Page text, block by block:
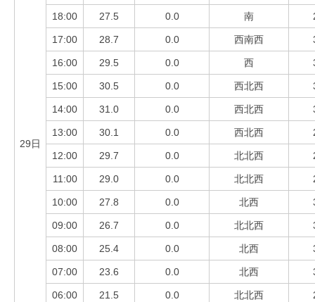
29日
18:00 27.5 0.0 南
17:00 28.7 0.0 西南西
16:00 29.5 0.0 西
15:00 30.5 0.0 西北西
14:00 31.0 0.0 西北西
13:00 30.1 0.0 西北西
12:00 29.7 0.0 北北西
11:00 29.0 0.0 北北西
10:00 27.8 0.0 北西
09:00 26.7 0.0 北北西
08:00 25.4 0.0 北西
07:00 23.6 0.0 北西
06:00 21.5 0.0 北北西